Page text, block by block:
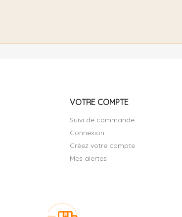
VOTRE COMPTE
Suivi de commande
Connexion
Créez votre compte
Mes alertes